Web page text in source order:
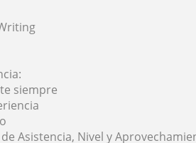
siempre
Asistencia, Nivel y